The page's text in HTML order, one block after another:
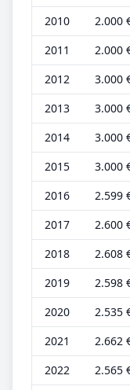
2010
2.000
2011
2.000
2012
3.000
2013
3.000
2014
3.000
2015
3.000
2016
2.599
2017
2.600
2018
2.608
2019
2.598
2020
2.535
2021
2.662
2022
2.565